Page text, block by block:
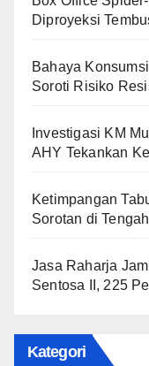
Diproyeksi
Bahaya
Soroti Risiko
Investigasi KM
AHY Tekankan
Ketimpangan
Sorotan di
Jasa Raharja
Sentosa II, 225
Kategori